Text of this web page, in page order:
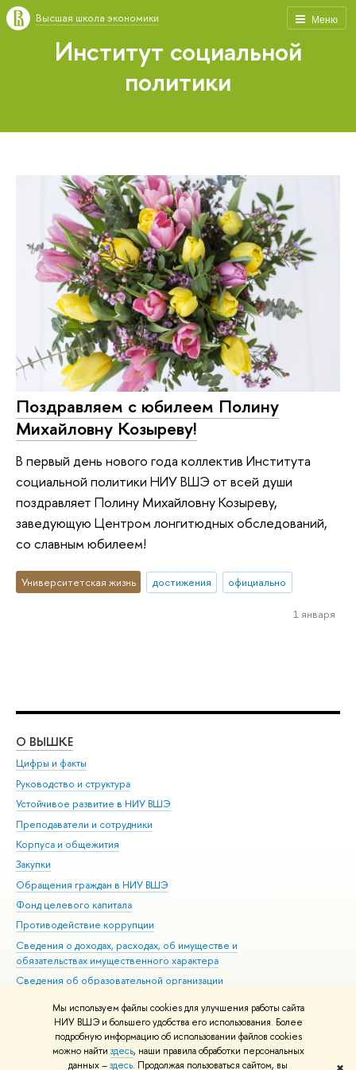
Мы используем файлы cookies для улучшения работы сайта
НИУ ВШЭ и большего удобства его использования. Более
подробную информацию об использовании файлов cookies
можно найти здесь, наши правила обработки персональных
данных –здесь. Продолжая пользоваться сайтом, вы
Меню
Высшая школа экономики
Институт социальной
политики
Поздравляем с юбилеем Полину
Михайловну Козыреву!
В первый день нового года коллектив Института
социальной политики НИУ ВШЭ от всей души
поздравляет Полину Михайловну Козыреву,
заведующую Центром лонгитюдных обследований,
со славным юбилеем!
Университетская жизнь достижения официально
1 января
О ВЫШКЕ
Цифры и факты
Руководство и структура
Устойчивое развитие в НИУ ВШЭ
Преподаватели и сотрудники
Корпуса и общежития
Закупки
Обращения граждан в НИУ ВШЭ
Фонд целевого капитала
Противодействие коррупции
Сведения о доходах, расходах, об имуществе и
обязательствах имущественного характера
Сведения об образовательной организации
Людям с ограниченными возможностями здоровья
Единая платежная страница
Работа в Вышке